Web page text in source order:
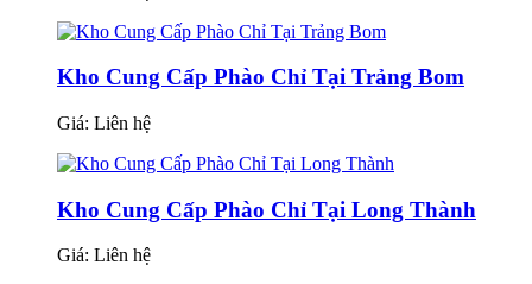
Kho Cung Cấp Phào Chỉ Tại Trảng Bom
Giá: Liên hệ
Kho Cung Cấp Phào Chỉ Tại Long Thành
Giá: Liên hệ